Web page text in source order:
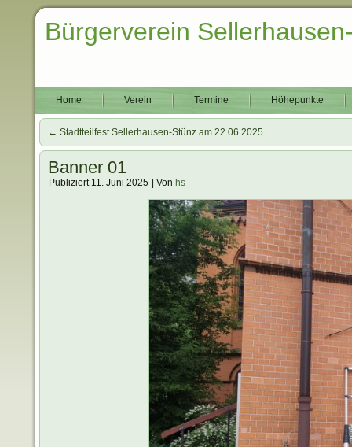
Bürgerverein
Home Verein Termine Höhepunkte
← Stadtteilfest Sellerhausen-Stünz am 22.06.2025
Banner 01
Publiziert 11. Juni 2025 Von hs